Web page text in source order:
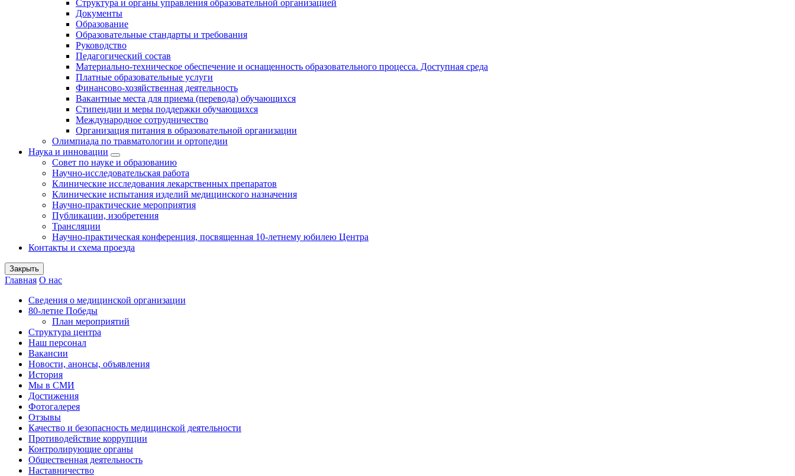
Структура и органы управления образовательной организацией
Документы
Образование
Образовательные стандарты и требования
Руководство
Педагогический состав
Материально-техническое обеспечение и оснащенность образовательного процесса. Доступная среда
Платные образовательные услуги
Финансово-хозяйственная деятельность
Вакантные места для приема (перевода) обучающихся
Стипендии и меры поддержки обучающихся
Международное сотрудничество
Организация питания в образовательной организации
Олимпиада по травматологии и ортопедии
Наука и инновации
Совет по науке и образованию
Научно-исследовательская работа
Клинические исследования лекарственных препаратов
Клинические испытания изделий медицинского назначения
Научно-практические мероприятия
Публикации, изобретения
Трансляции
Научно-практическая конференция, посвященная 10-летнему юбилею Центра
Контакты и схема проезда
Закрыть
Главная О нас
Сведения о медицинской организации
80-летие Победы
План мероприятий
Структура центра
Наш персонал
Вакансии
Новости, анонсы, объявления
История
Мы в СМИ
Достижения
Фотогалерея
Отзывы
Качество и безопасность медицинской деятельности
Противодействие коррупции
Контролирующие органы
Общественная деятельность
Наставничество